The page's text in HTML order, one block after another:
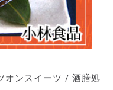
オンスイーツ / 酒膳処